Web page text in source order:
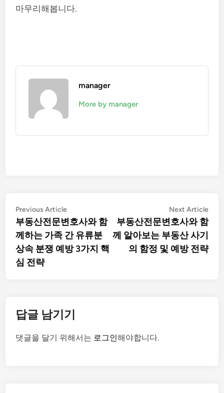
마무리해봅니다.
manager
More by manager
글
탐
색
Previous ArticlePrevious
article:
부동산전문변호사와 함
께하는 가족 간 유류분
상속 분쟁 예방 3가지 핵
심 전략
Next Article
부동산전문변호사와 함
께 알아보는 부동산 사기
의 함정 및 예방 전략
답글 남기기
댓글을 달기 위해서는 로그인해야합니다.